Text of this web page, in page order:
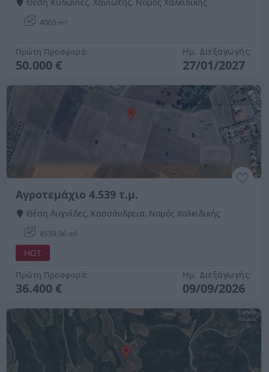
4005 m²
Πρώτη Προσφορά:
50.000 €
Ημ. Διεξαγωγής:
27/01/2027
Αγροτεμάχιο 4.539 τ.μ.
Θέση Λυχνίδες, Κασσάνδρεια, Νομός Χαλκιδικής
4539.36 m²
HOT
Πρώτη Προσφορά:
36.400 €
Ημ. Διεξαγωγής:
09/09/2026